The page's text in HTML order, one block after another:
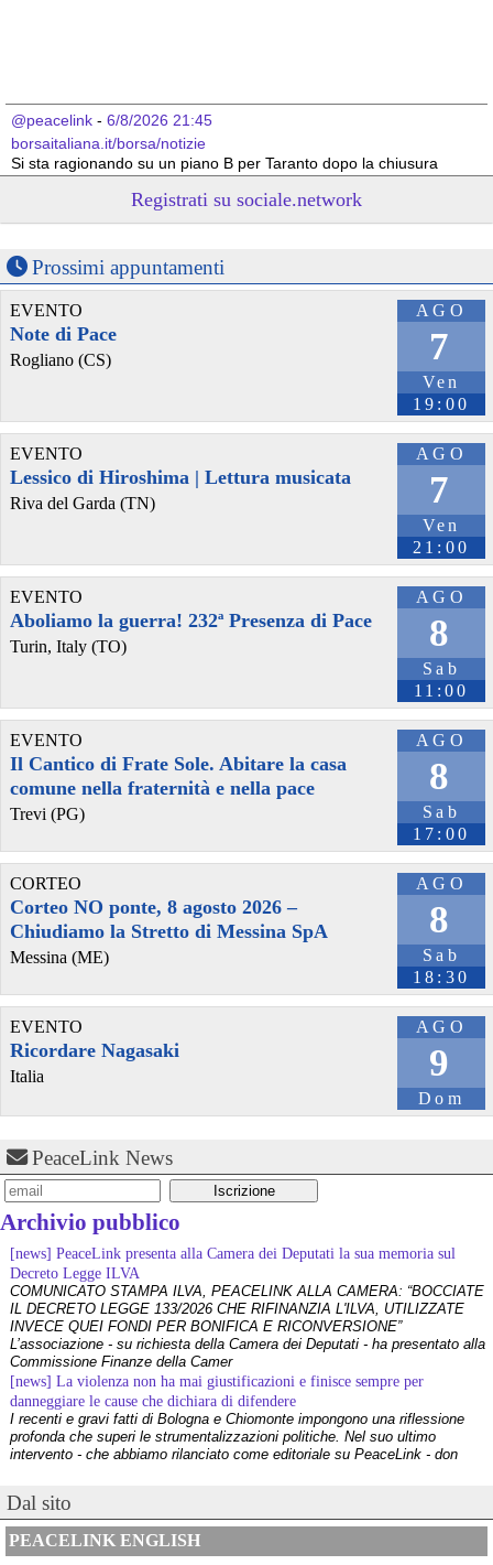
@peacelink - 6/8/2026 21:45
borsaitaliana.it/borsa/notizie
Si sta ragionando su un piano B per Taranto dopo la chiusura
cronachetarantine.it/index.php
il Governo ha manifestato l’intenzione di predisporre un
provvedimento straordinario per attenuare le conseguenze
economiche e sociali della prevista fermata dell’area a caldo e ha
chiesto alle rappresentanze del territorio di formulare proposte
concrete per definirne i contenuti. Casartigiani valuta positivamente
Nel tavolo convocato al Ministero delle Imprese e del Made in Italy,
provvedimento straordinario per attenuare le conseguenze
economiche e sociali dello stop dell’area a caldo, invitando le
rappresentanze del territorio a presentare proposte operative.
#ILVA #Taranto
@peacelink
Ultimi cento milioni di euro per l’ex Ilva, poi non saranno più
possibili nuovi aiuti di Stato. Lo ha confermato il ministro Adolfo
tranche conclusiva del prestito autorizzato dall’Unione europea
dovrà essere erogata entro il 9 agosto e restituita dal futuro
acquirente.
Fonte: Studio100
#ILVA #UE
@peacelink - 6/8/2026 21:08
Il governatore di Puglia Decaro esce dal vertice al Mimit più
preoccupato di come era entrato, lamentando l’assenza di certezze
sulla procedura di gara e ribadendo la necessità di un ruolo diretto
dello Stato.
Anche il sindaco di Taranto, Bitetti, chiede un piano industriale
chiaro, garanzie sulla salute e strumenti di tutela per i lavoratori
dell’area a freddo. La Provincia parla di un tavolo “senza decisioni”.
Fonte: Cronache Tarantine
#ILVA
cronachetarantine.it/index.php
Il ministro ha ribadito che il Governo applicherà la sentenza, ma
agirà per evitare quella che i sindacati definiscono una “bomba
Registrati su sociale.network
Prossimi appuntamenti
AGO
7
Ven
19:00
EVENTO
Note di Pace
Rogliano (CS)
AGO
7
Ven
21:00
EVENTO
Lessico di Hiroshima | Lettura musicata
Riva del Garda (TN)
AGO
8
Sab
11:00
EVENTO
Aboliamo la guerra! 232ª Presenza di Pace
Turin, Italy (TO)
AGO
8
Sab
17:00
EVENTO
Il Cantico di Frate Sole. Abitare la casa
comune nella fraternità e nella pace
Trevi (PG)
AGO
8
Sab
18:30
CORTEO
Corteo NO ponte, 8 agosto 2026 –
Chiudiamo la Stretto di Messina SpA
Messina (ME)
AGO
9
Dom
EVENTO
Ricordare Nagasaki
Italia
PeaceLink News
Archivio pubblico
[news] PeaceLink presenta alla Camera dei Deputati la sua memoria sul
Decreto Legge ILVA
COMUNICATO STAMPA ILVA, PEACELINK ALLA CAMERA: “BOCCIATE
IL DECRETO LEGGE 133/2026 CHE RIFINANZIA L'ILVA, UTILIZZATE
INVECE QUEI FONDI PER BONIFICA E RICONVERSIONE”
L’associazione - su richiesta della Camera dei Deputati - ha presentato alla
Commissione Finanze della Camer
[news] La violenza non ha mai giustificazioni e finisce sempre per
danneggiare le cause che dichiara di difendere
I recenti e gravi fatti di Bologna e Chiomonte impongono una riflessione
profonda che superi le strumentalizzazioni politiche. Nel suo ultimo
intervento - che abbiamo rilanciato come editoriale su PeaceLink - don
PeaceLink: “Una vittoria storica dei cittadini, ora la salute viene prima”
L’associazione PeaceLink esprime il proprio pieno sostegno e la più sentita
gratitudine al gruppo di cittadini e all'associazione Genitori Tarantini che
Dal sito
PEACELINK ENGLISH